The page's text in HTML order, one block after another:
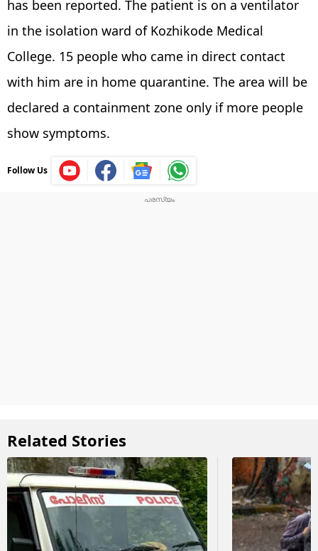
has been reported. The patient is on a ventilator
in the isolation ward of Kozhikode Medical
College. 15 people who came in direct contact
with him are in home quarantine. The area will be
declared a containment zone only if more people
show symptoms.
Follow Us
Related Stories